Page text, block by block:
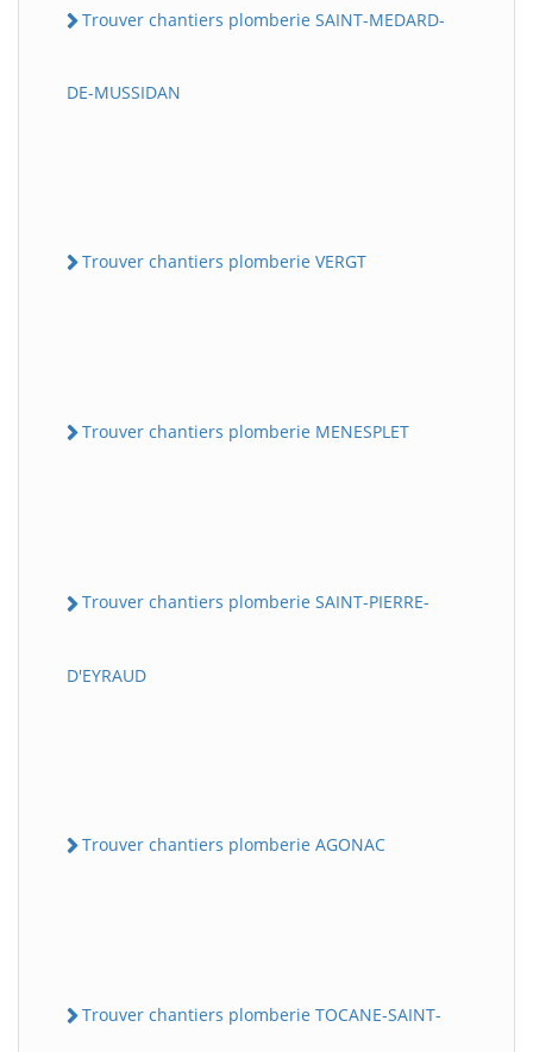
Trouver chantiers plomberie SAINT-MEDARD-
DE-MUSSIDAN
Trouver chantiers plomberie VERGT
Trouver chantiers plomberie MENESPLET
Trouver chantiers plomberie SAINT-PIERRE-
D'EYRAUD
Trouver chantiers plomberie AGONAC
Trouver chantiers plomberie TOCANE-SAINT-